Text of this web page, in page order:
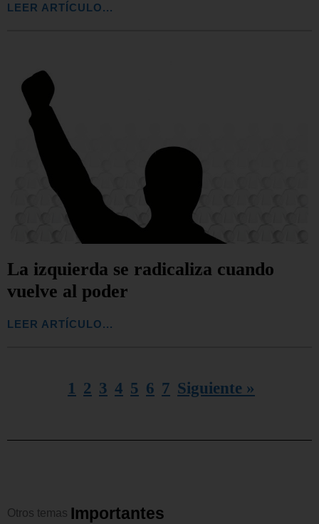
LEER ARTÍCULO...
La izquierda se radicaliza cuando
vuelve al poder
LEER ARTÍCULO...
1 2 3 4 5 6 7 Siguiente »
Otros temas Importantes